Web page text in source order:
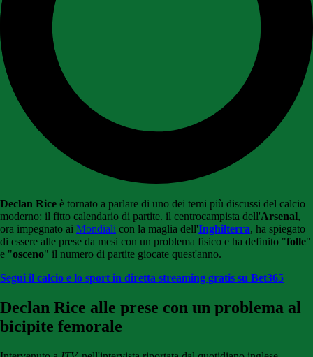
Declan Rice è tornato a parlare di uno dei temi più discussi del calcio
moderno: il fitto calendario di partite. il centrocampista dell'Arsenal,
ora impegnato ai Mondiali con la maglia dell'Inghilterra, ha spiegato
di essere alle prese da mesi con un problema fisico e ha definito "folle"
e "osceno" il numero di partite giocate quest'anno.
Segui il calcio e lo sport in diretta streaming gratis su Bet365
Declan Rice alle prese con un problema al
bicipite femorale